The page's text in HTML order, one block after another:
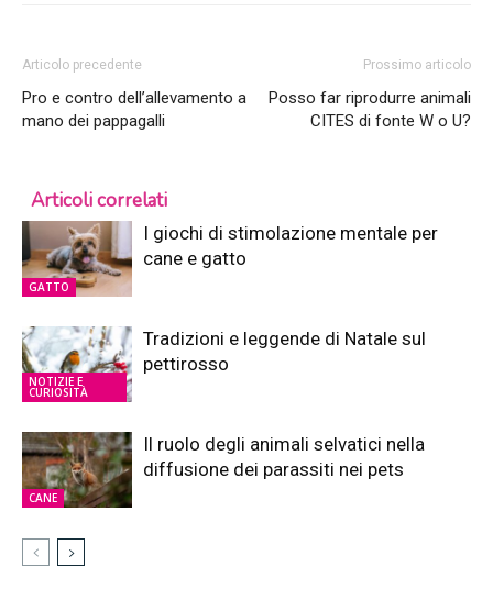
Articolo precedente
Pro e contro dell’allevamento a
mano dei pappagalli
Prossimo articolo
Posso far riprodurre animali
CITES di fonte W o U?
Articoli correlati
GATTO
I giochi di stimolazione mentale per
cane e gatto
NOTIZIE E
CURIOSITÀ
Tradizioni e leggende di Natale sul
pettirosso
CANE
Il ruolo degli animali selvatici nella
diffusione dei parassiti nei pets